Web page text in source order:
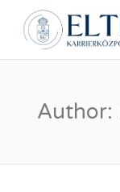
Author: